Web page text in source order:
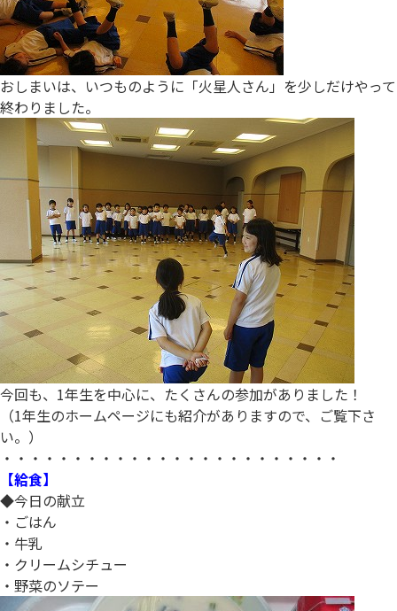
おしまいは、いつものように「火星人さん」を少しだけやって
終わりました。
今回も、1年生を中心に、たくさんの参加がありました！
（1年生のホームページにも紹介がありますので、ご覧下さ
い。）
・・・・・・・・・・・・・・・・・・・・・・・・
【給食】
◆今日の献立
・ごはん
・牛乳
・クリームシチュー
・野菜のソテー